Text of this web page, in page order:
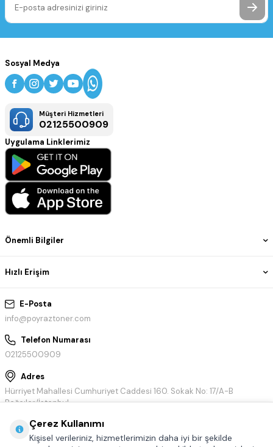
E-Posta
info@poyraztoner.com
Telefon Numarası
02125500909
Adres
Hürriyet Mahallesi Cumhuriyet Caddesi 160. Sokak No: 17/A-B
Bağcılar/İstanbul
Önemli Bilgiler
Hızlı Erişim
Sosyal Medya
Müşteri Hizmetleri
02125500909
Uygulama Linklerimiz
Çerez Kullanımı
Kişisel verileriniz, hizmetlerimizin daha iyi bir şekilde